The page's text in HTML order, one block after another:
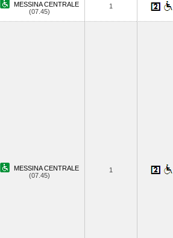
MESSINA CENTRALE
(07.45)
1
MESSINA CENTRALE
(07.45)
1